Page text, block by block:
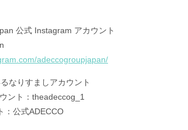
公式 Instagram アカウント
adeccogroupjapan/
なりすましアカウント
ント：theadeccog_1
：公式ADECCO